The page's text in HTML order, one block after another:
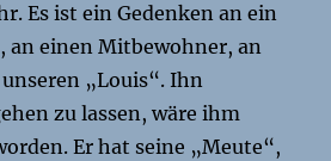
Es ist ein Gedenken an ein
an einen Mitbewohner, an
„Louis“. Ihn
zu lassen, wäre ihm
Er hat seine „Meute“,